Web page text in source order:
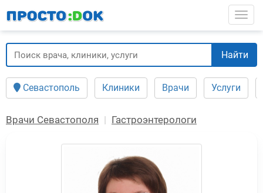
содержанию
Найти
Севастополь Клиники Врачи Услуги
Врачи Севастополя Гастроэнтерологи